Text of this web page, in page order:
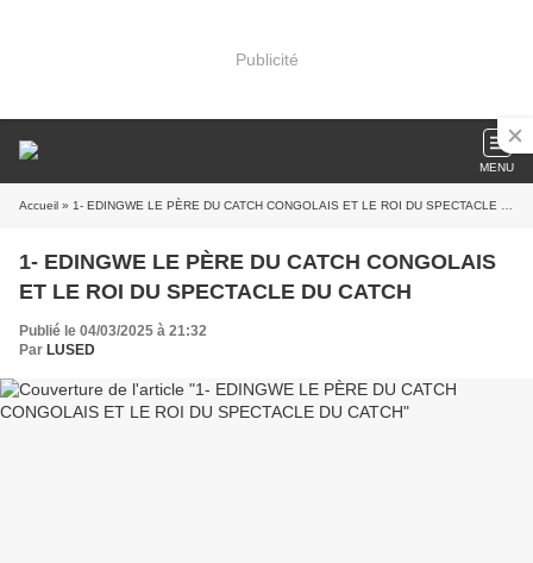
Publicité
MENU
Accueil » 1- EDINGWE LE PÈRE DU CATCH CONGOLAIS ET LE ROI DU SPECTACLE DU CATCH
1- EDINGWE LE PÈRE DU CATCH CONGOLAIS
ET LE ROI DU SPECTACLE DU CATCH
Publié le 04/03/2025 à 21:32
Par LUSED